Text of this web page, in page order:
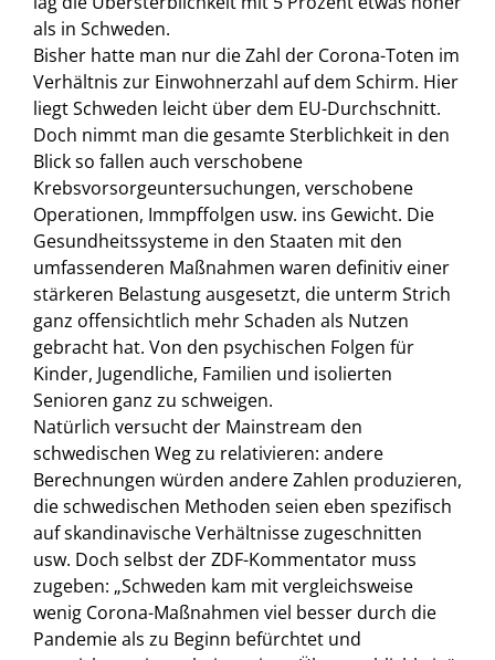
als in Schweden.
Bisher hatte man nur die Zahl der Corona-Toten im
Verhältnis zur Einwohnerzahl auf dem Schirm. Hier
liegt Schweden leicht über dem EU-Durchschnitt.
Doch nimmt man die gesamte Sterblichkeit in den
Blick so fallen auch verschobene
Krebsvorsorgeuntersuchungen, verschobene
Operationen, Immpffolgen usw. ins Gewicht. Die
Gesundheitssysteme in den Staaten mit den
umfassenderen Maßnahmen waren definitiv einer
stärkeren Belastung ausgesetzt, die unterm Strich
ganz offensichtlich mehr Schaden als Nutzen
gebracht hat. Von den psychischen Folgen für
Kinder, Jugendliche, Familien und isolierten
Senioren ganz zu schweigen.
Natürlich versucht der Mainstream den
schwedischen Weg zu relativieren: andere
Berechnungen würden andere Zahlen produzieren,
die schwedischen Methoden seien eben spezifisch
auf skandinavische Verhältnisse zugeschnitten
usw. Doch selbst der ZDF-Kommentator muss
zugeben: „Schweden kam mit vergleichsweise
wenig Corona-Maßnahmen viel besser durch die
Pandemie als zu Beginn befürchtet und